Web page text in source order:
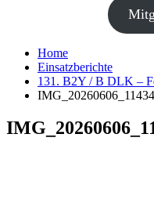
Home
Einsatzberichte
131. B2Y / B DLK –